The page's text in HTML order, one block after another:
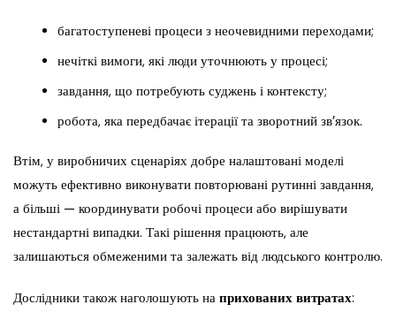
багатоступеневі процеси з неочевидними переходами;
нечіткі вимоги, які люди уточнюють у процесі;
завдання, що потребують суджень і контексту;
робота, яка передбачає ітерації та зворотний зв’язок.
Втім, у виробничих сценаріях добре налаштовані моделі
можуть ефективно виконувати повторювані рутинні завдання,
а більші — координувати робочі процеси або вирішувати
нестандартні випадки. Такі рішення працюють, але
залишаються обмеженими та залежать від людського контролю.
Дослідники також наголошують на прихованих витратах: